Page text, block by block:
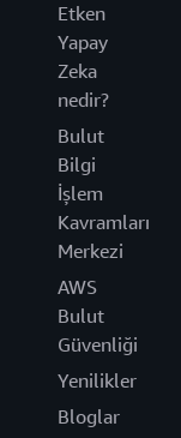
Etken
Yapay
Zeka
nedir?
Bulut
Bilgi
İşlem
Kavramları
Merkezi
AWS
Bulut
Güvenliği
Yenilikler
Bloglar